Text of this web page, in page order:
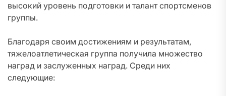
высокий уровень подготовки и талант спортсменов
группы.
Благодаря своим достижениям и результатам,
тяжелоатлетическая группа получила множество
наград и заслуженных наград. Среди них
следующие: